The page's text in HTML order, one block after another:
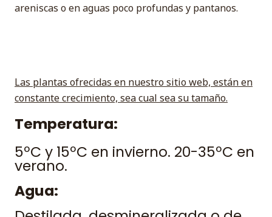
areniscas o en aguas poco profundas y pantanos.
Las plantas ofrecidas en nuestro sitio web, están en
constante crecimiento, sea cual sea su tamaño.
Temperatura:
5ºC y 15ºC en invierno. 20-35ºC en
verano.
Agua: